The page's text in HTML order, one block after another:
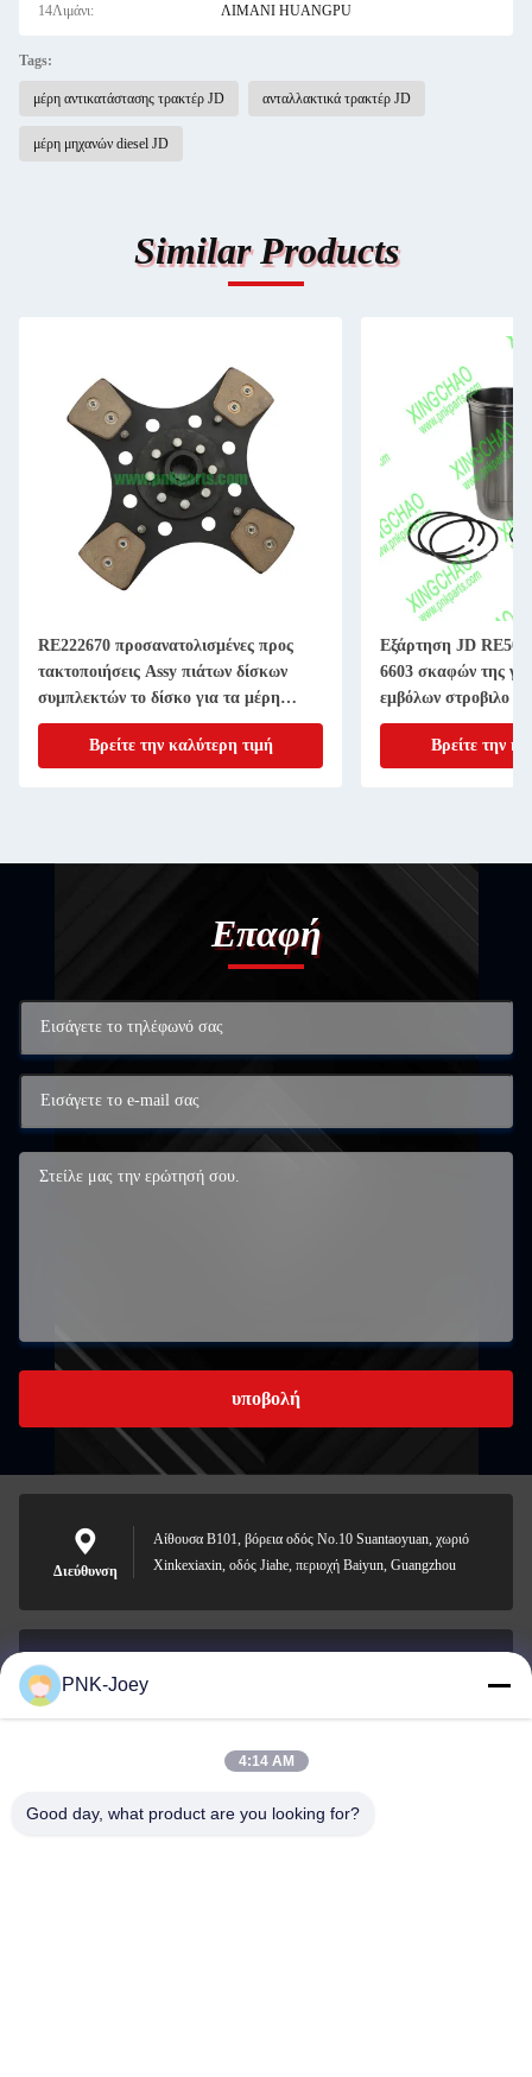
14Λιμάνι: ΛΙΜΑΝΙ HUANGPU
Tags:
μέρη αντικατάστασης τρακτέρ JD ανταλλακτικά τρακτέρ JD
μέρη μηχανών diesel JD
Similar Products
RE222670 προσανατολισμένες προς
τακτοποιήσεις Assy πιάτων δίσκων
συμπλεκτών το δίσκο για τα μέρη
μηχανημάτων γεωργίας 11 ίντσα 20
ΑΥΛΑΚΩΝΩΒρείτε την καλύτερη τιμή
Εξάρτηση JD
6603 σκαφών της
εμβόλων στροβιλο
4045T 6068T
Βρείτε την
Επαφή
υποβολή
Διεύθυνση
Αίθουσα B101, βόρεια οδός No.10 Suantaoyuan, χωριό
Xinkexiaxin, οδός Jiahe, περιοχή Baiyun, Guangzhou
Ηλεκτρονικό
008613580404923
PNK-Joey
4:14 AM
Good day, what product are you looking for?